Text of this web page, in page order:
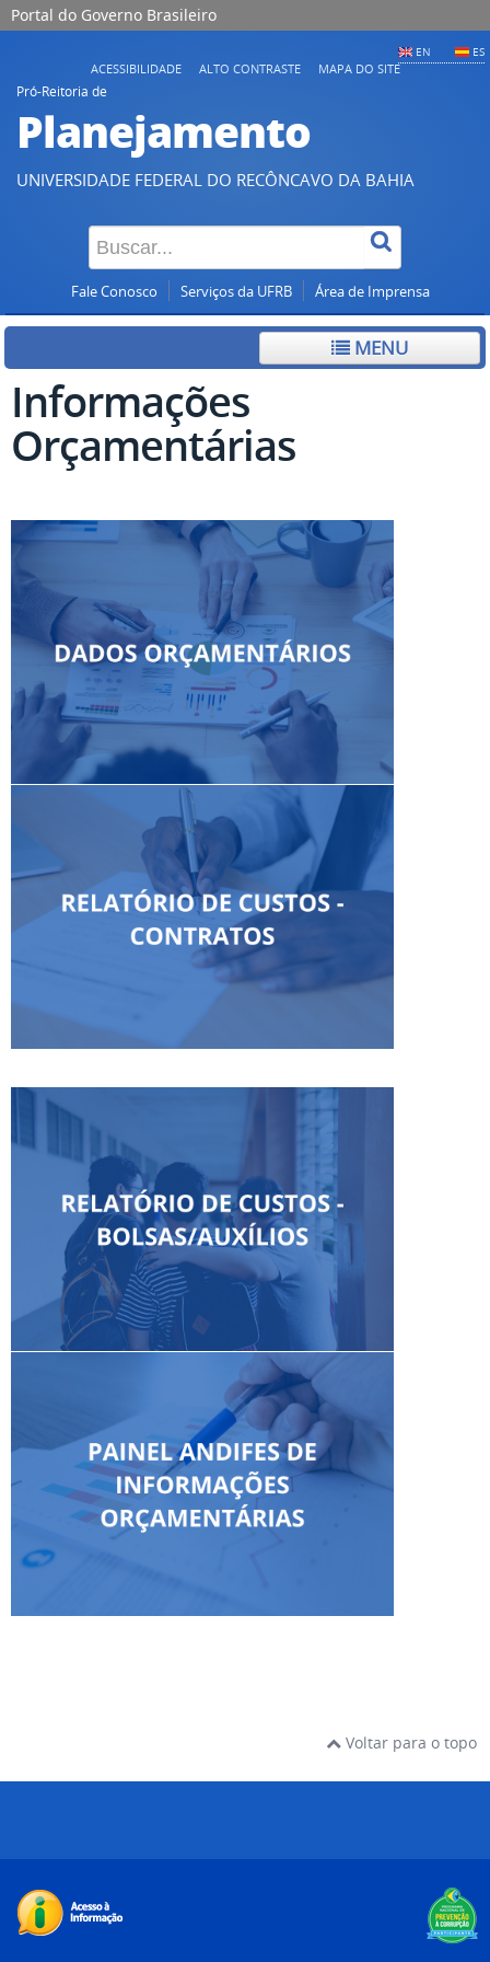
Portal do Governo Brasileiro
EN ES
ACESSIBILIDADE ALTO CONTRASTE
MAPA DO SITE
Pró-Reitoria de
Planejamento
UNIVERSIDADE FEDERAL DO RECÔNCAVO DA BAHIA
Fale Conosco Serviços da UFRB Área de Imprensa
MENU
Informações
Orçamentárias
Voltar para o topo